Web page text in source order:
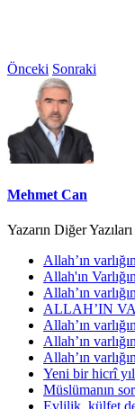
Önceki Sonraki
Mehmet Can
Yazarın Diğer Yazıları
Allah’ın
Allah'ın
Allah’ın
ALLAH’IN
Allah’ın
Allah’ın
Allah’ın
Yeni bir hicrî
Müslümanın
Evlilik, külfet